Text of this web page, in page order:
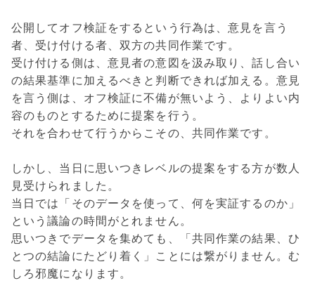
公開してオフ検証をするという行為は、意見を言う
者、受け付ける者、双方の共同作業です。
受け付ける側は、意見者の意図を汲み取り、話し合い
の結果基準に加えるべきと判断できれば加える。意見
を言う側は、オフ検証に不備が無いよう、よりよい内
容のものとするために提案を行う。
それを合わせて行うからこその、共同作業です。
しかし、当日に思いつきレベルの提案をする方が数人
見受けられました。
当日では「そのデータを使って、何を実証するのか」
という議論の時間がとれません。
思いつきでデータを集めても、「共同作業の結果、ひ
とつの結論にたどり着く」ことには繋がりません。む
しろ邪魔になります。